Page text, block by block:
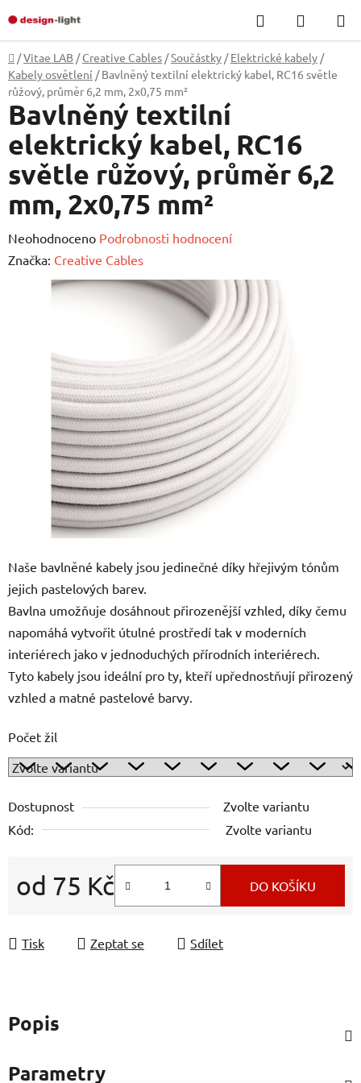
na
obsah
Hledat
KOŠÍK
Domů
/Vitae LAB / Creative Cables /Součástky / Elektrické kabely /
Kabely osvětlení / Bavlněný textilní elektrický kabel, RC16 světle
růžový, průměr 6,2 mm, 2x0,75 mm²
Naše bavlněné kabely jsou jedinečné díky hřejivým tónům
jejich pastelových barev.
Bavlna umožňuje dosáhnout přirozenější vzhled, díky čemu
napomáhá vytvořit útulné prostředí tak v moderních
interiérech jako v jednoduchých přírodních interiérech.
Tyto kabely jsou ideální pro ty, kteří upřednostňují přirozený
vzhled a matné pastelové barvy.
Počet žil
Dostupnost
Zvolte variantu
Kód:
Zvolte variantu
od 75 Kč DO KOŠÍKU
Tisk Zeptat se Sdílet
Bavlněný textilní
elektrický kabel, RC16
světle růžový, průměr 6,2
mm, 2x0,75 mm²
Průměrné
hodnocení
produktu
hvězdiček.
Neohodnoceno Podrobnosti hodnocení
Značka: Creative Cables
Popis
Parametry